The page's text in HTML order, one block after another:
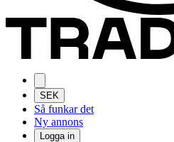
SEK
Så funkar det
Ny annons
Logga in